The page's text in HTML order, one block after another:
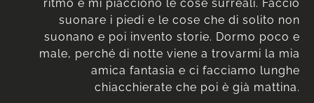
ritmo e mi piacciono le cose surreali. Faccio
suonare i piedi e le cose che di solito non
suonano e poi invento storie. Dormo poco e
male, perché di notte viene a trovarmi la mia
amica fantasia e ci facciamo lunghe
chiacchierate che poi è già mattina.